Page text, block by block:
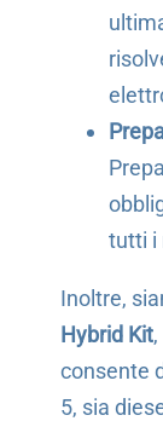
tutti i
Inoltre,
Hybrid Kit
consente
5, sia